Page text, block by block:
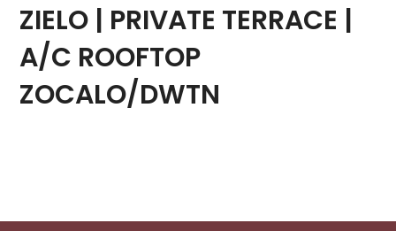
ZIELO | PRIVATE TERRACE |
A/C ROOFTOP
ZOCALO/DWTN